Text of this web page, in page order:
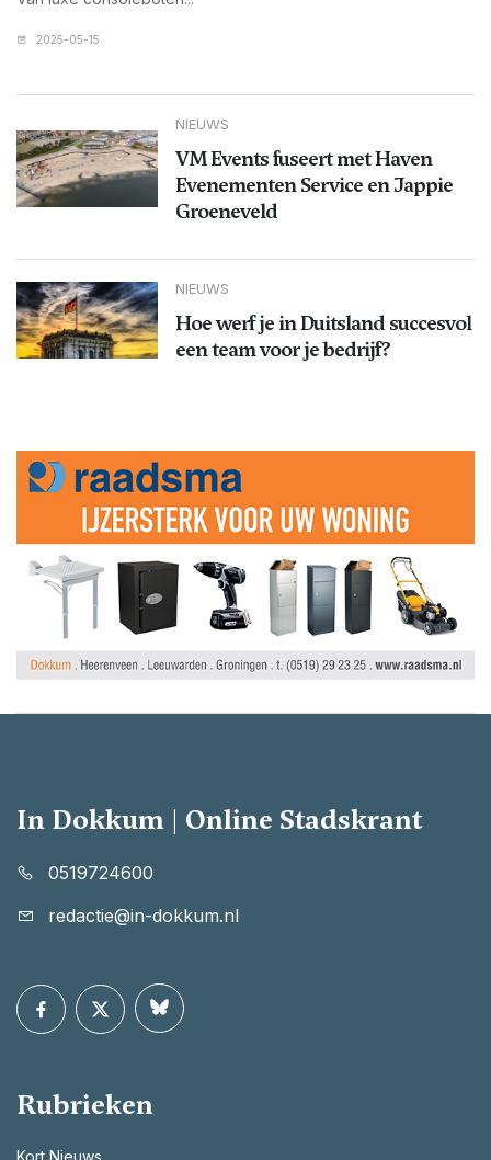
2025-05-15
NIEUWS
VM Events fuseert met Haven
Evenementen Service en Jappie
Groeneveld
NIEUWS
Hoe werf je in Duitsland succesvol
een team voor je bedrijf?
In Dokkum | Online Stadskrant
0519724600
redactie@in-dokkum.nl
Rubrieken